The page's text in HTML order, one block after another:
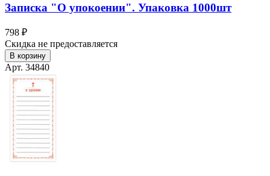
Записка "О упокоении". Упаковка 1000шт
798 ₽
Скидка не предоставляется
В корзину
Арт. 34840